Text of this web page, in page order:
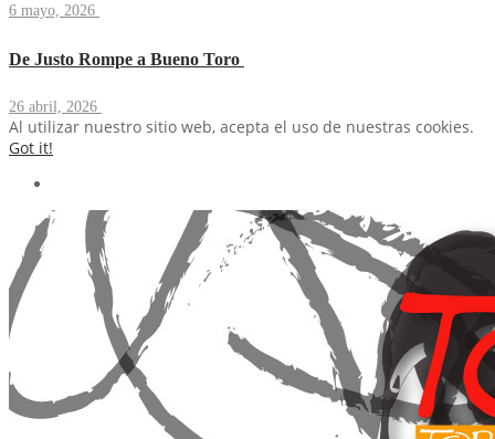
6 mayo, 2026
De Justo Rompe a Bueno Toro
26 abril, 2026
Al utilizar nuestro sitio web, acepta el uso de nuestras cookies.
Got it!